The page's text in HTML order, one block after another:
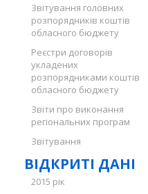
Звітування головних
розпорядників коштів
обласного бюджету
Реєстри договорів
укладених
розпорядниками коштів
обласного бюджету
Звіти про виконання
регіональних програм
Звітування
ВІДКРИТІ ДАНІ
2015 рік